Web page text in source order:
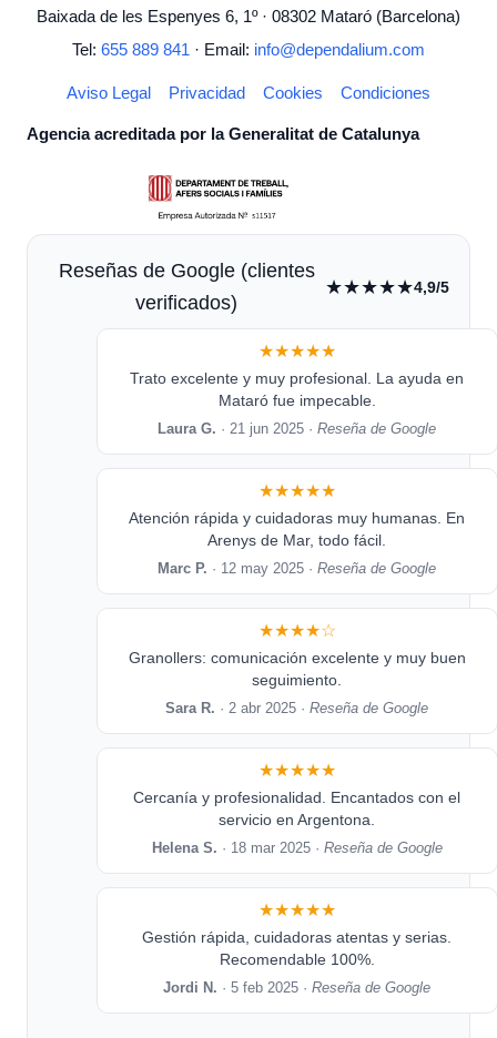
Baixada de les Espenyes 6, 1º · 08302 Mataró (Barcelona)
Tel: 655 889 841 · Email: info@dependalium.com
Aviso Legal Privacidad Cookies Condiciones
Agencia acreditada por la Generalitat de Catalunya
Reseñas de Google (clientes
verificados)
★★★★★4,9/5
★★★★★
Trato excelente y muy profesional. La ayuda en
Mataró fue impecable.
Laura G. · 21 jun 2025 ·Reseña de Google
★★★★★
Atención rápida y cuidadoras muy humanas. En
Arenys de Mar, todo fácil.
Marc P. · 12 may 2025 ·Reseña de Google
★★★★☆
Granollers: comunicación excelente y muy buen
seguimiento.
Sara R. · 2 abr 2025 ·Reseña de Google
★★★★★
Cercanía y profesionalidad. Encantados con el
servicio en Argentona.
Helena S. · 18 mar 2025 · Reseña de Google
★★★★★
Gestión rápida, cuidadoras atentas y serias.
Recomendable 100%.
Jordi N. · 5 feb 2025 ·Reseña de Google